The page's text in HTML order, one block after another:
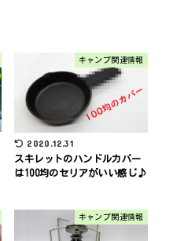
キャンプ関連情報
2020.12.31
スキレットのハンドルカバー
は100均のセリアがいい感じ♪
キャンプ関連情報